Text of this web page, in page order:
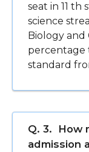
seat in 11
science
Biology and
percentage
standard
Q. 3. ️ How
admission